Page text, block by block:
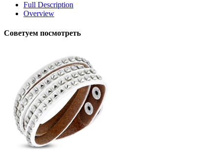
Full Description
Overview
Советуем посмотреть